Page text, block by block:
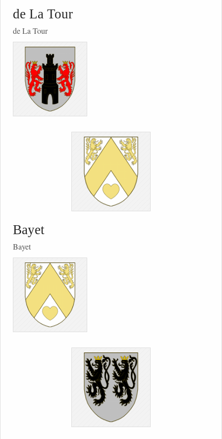
de La Tour
de La Tour
Bayet
Bayet